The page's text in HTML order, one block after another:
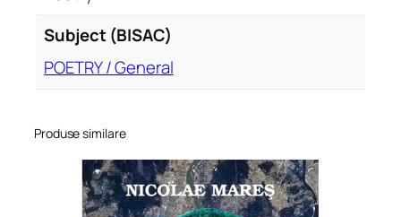
Subject (BISAC)
POETRY / General
Produse similare